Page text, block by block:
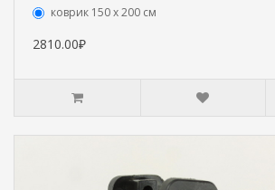
коврик 150 х 200 см
2810.00₽